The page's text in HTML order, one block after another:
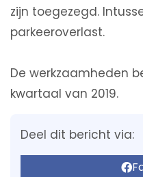
zijn toegezegd.
parkeeroverlast.
De werkzaamheden
kwartaal van 2019.
Deel dit bericht via: